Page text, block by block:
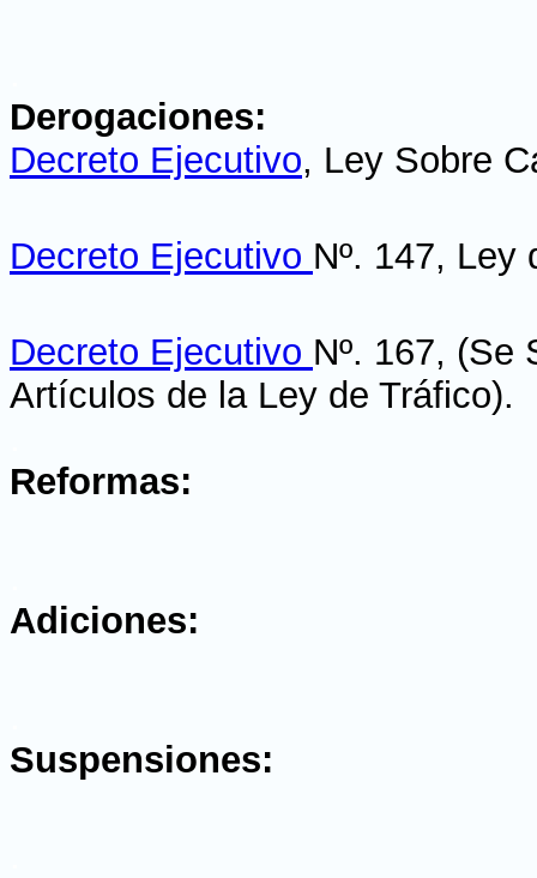
Derogaciones:
Decreto Ejecutivo, Ley Sobre
Decreto Ejecutivo Nº. 147, Ley
Decreto Ejecutivo Nº. 167, (Se
Artículos de la Ley de Tráfico).
Reformas:
Adiciones:
Suspensiones: